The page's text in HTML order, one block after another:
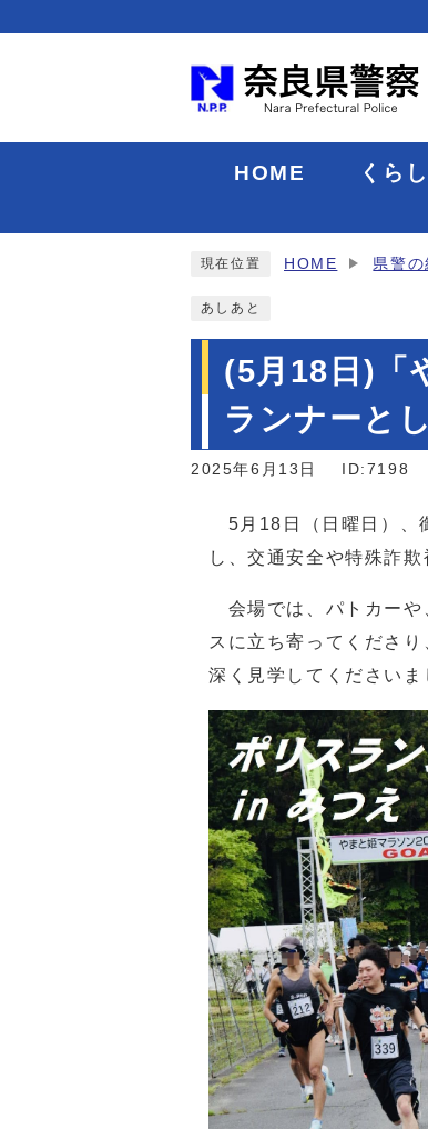
HOME くら
現在位置 HOME 県警の
あしあと
(5月18日)「
ランナーと
2025年6月13日 ID:7198
5月18日（日曜日）、
し、交通安全や特殊詐
会場では、パトカーや
スに立ち寄ってくださ
深く見学してくださいま